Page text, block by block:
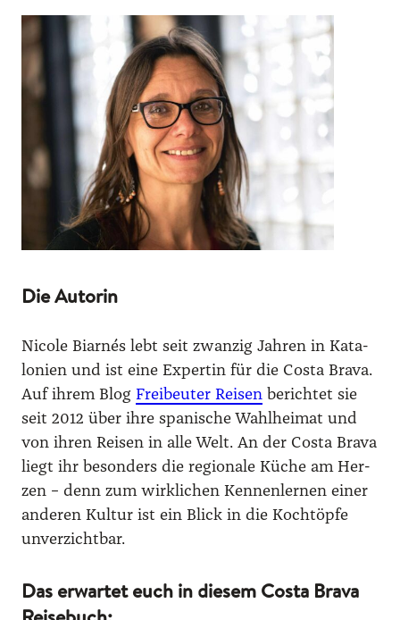
Die Autorin
Nico­le Biar­nés lebt seit zwan­zig Jah­ren in Kata­
lo­ni­en und ist eine Exper­tin für die Cos­ta Bra­va.
Auf ihrem Blog Frei­beu­ter Rei­sen berich­tet sie
seit 2012 über ihre spa­ni­sche Wahl­hei­mat und
von ihren Rei­sen in alle Welt. An der Cos­ta Bra­va
liegt ihr beson­ders die regio­na­le Küche am Her­
zen – denn zum wirk­li­chen Kennen­lernen einer
ande­ren Kul­tur ist ein Blick in die Koch­töp­fe
unver­zicht­bar.
Das erwartet euch in diesem Costa Brava